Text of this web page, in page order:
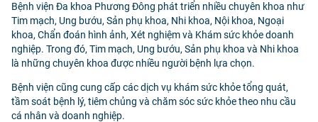
Bệnh viện Đa khoa Phương Đông phát triển nhiều chuyên khoa như
Tim mạch, Ung bướu, Sản phụ khoa, Nhi khoa, Nội khoa, Ngoại
khoa, Chẩn đoán hình ảnh, Xét nghiệm và Khám sức khỏe doanh
nghiệp. Trong đó, Tim mạch, Ung bướu, Sản phụ khoa và Nhi khoa
là những chuyên khoa được nhiều người bệnh lựa chọn.
Bệnh viện cũng cung cấp các dịch vụ khám sức khỏe tổng quát,
tầm soát bệnh lý, tiêm chủng và chăm sóc sức khỏe theo nhu cầu
cá nhân và doanh nghiệp.